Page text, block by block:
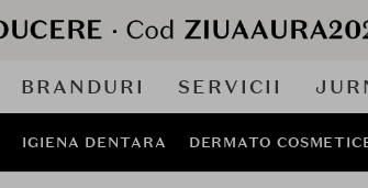
BRANDURI SERVICII
IGIENA DENTARA DERMATO